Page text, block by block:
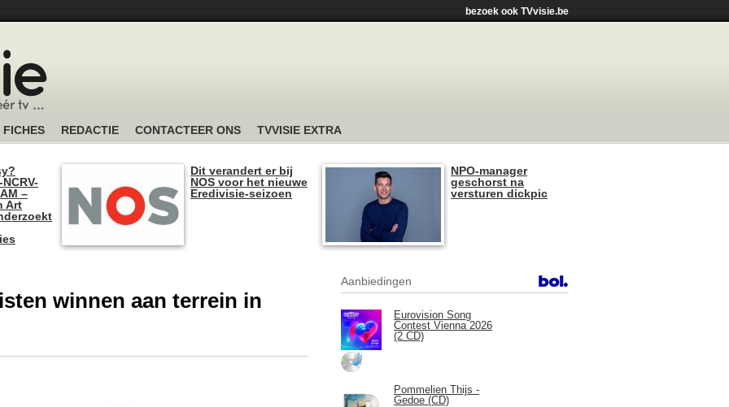
bezoek ook TVvisie.be
FICHES REDACTIE CONTACTEER ONS TVVISIE EXTRA
–
Art
Dit verandert er bij
NOS voor het nieuwe
Eredivisie-seizoen
NPO-manager
geschorst na
versturen dickpic
winnen aan terrein in
Aanbiedingen
Eurovision Song
Contest Vienna 2026
(2 CD)
Pommelien Thijs -
Gedoe (CD)